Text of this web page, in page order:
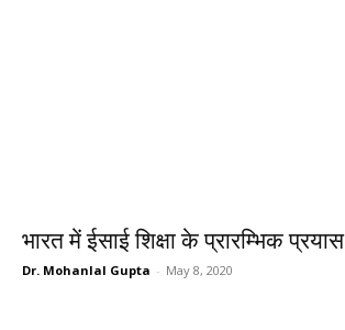
भारत में ईसाई शिक्षा के प्रारम्भिक प्रयास
Dr. Mohanlal Gupta - May 8, 2020